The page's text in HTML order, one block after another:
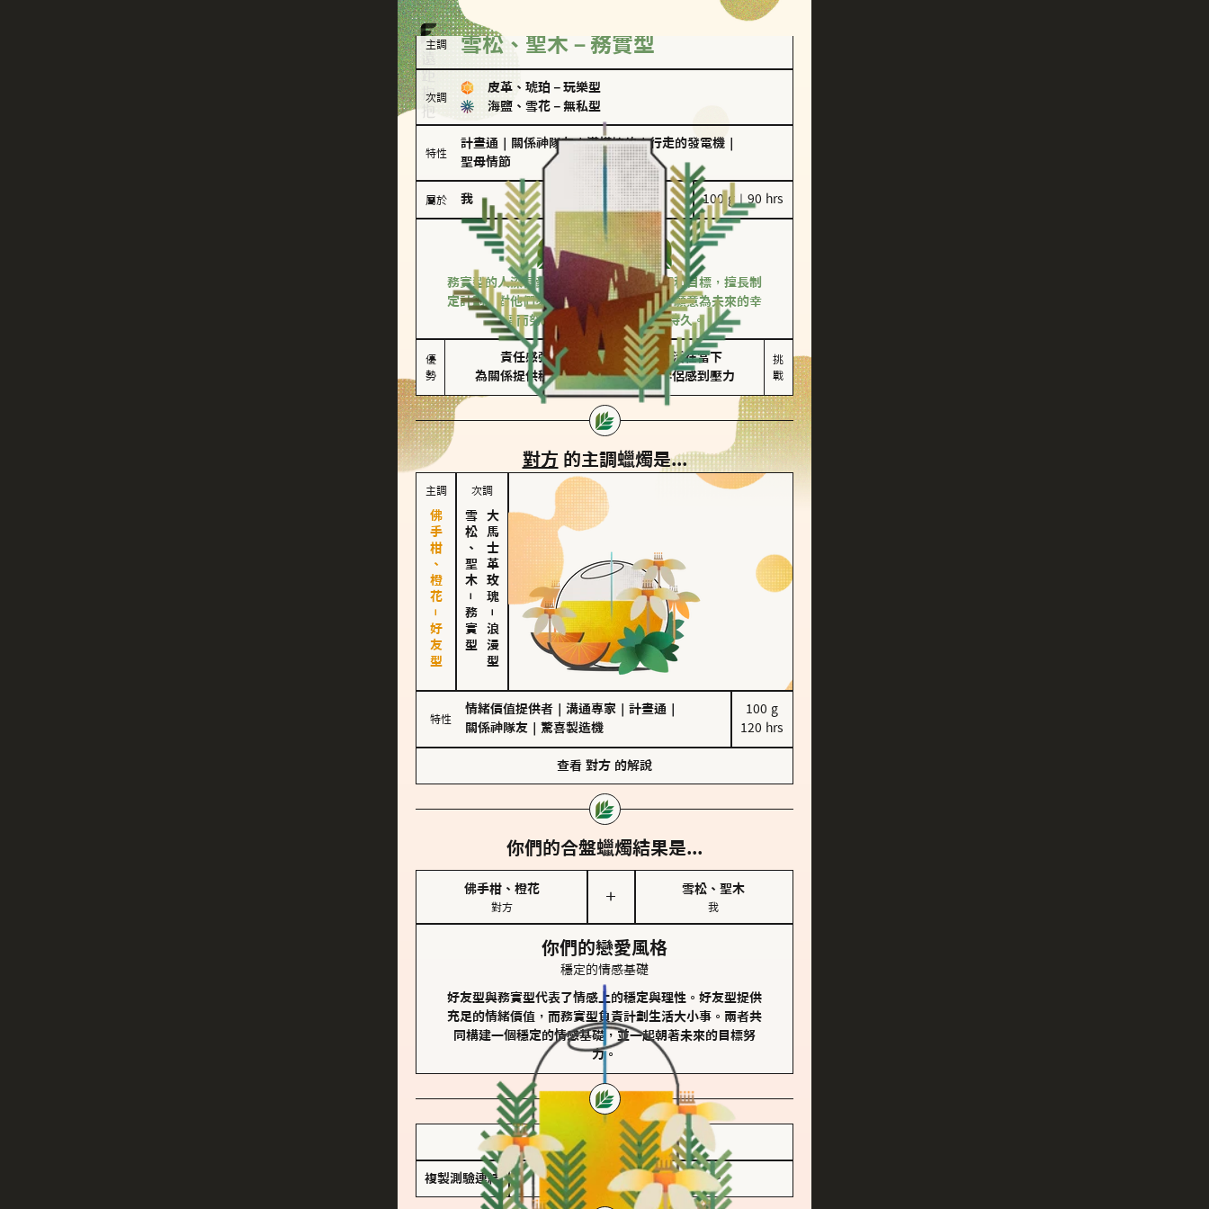
主調 雪松、聖木－務實型
次調
皮革、琥珀 － 玩樂型
海鹽、雪花 － 無私型
特性
計畫通 關係神隊友｜滿懂撩的｜行走的發電機
聖母情節
屬於 我 100 g｜90 hrs
務實型
雪松、聖木
務實型的人深信愛情立基於共同的價值觀和目標，擅長制
定計劃。對他們來說，感情穩定最重要，願意為未來的幸
福而努力，讓愛情變得踏實而持久。
優
勢
責任感強
為關係提供穩定度
較難活在當下
易讓伴侶感到壓力
挑
戰
對方 的主調蠟燭是...
主調
佛手柑、橙花－好友型
次調
雪松、聖木
－
務實型
大馬士革玫瑰
－
浪漫型
特性
情緒價值提供者 溝通專家 計畫通
關係神隊友
驚喜製造機
100 g
120 hrs
查看 對方 的解說
你們的合盤蠟燭結果是...
佛手柑、橙花
對方
＋
雪松、聖木
我
你們的戀愛風格
穩定的情感基礎
好友型與務實型代表了情感上的穩定與理性。好友型提供
充足的情緒價值，而務實型負責計劃生活大小事。兩者共
同構建一個穩定的情感基礎，並一起朝著未來的目標努
力。
儲存我的結果圖
複製測驗連結 查看香氛類型全解析 >>>